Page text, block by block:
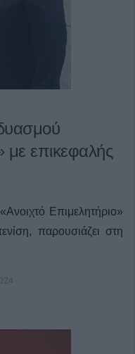
με επικεφαλής
Επιμελητήριο»
παρουσιάζει στη